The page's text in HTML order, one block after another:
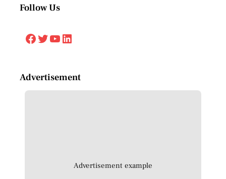
Follow Us
Facebook Twitter YouTube LinkedIn
Advertisement
Advertisement example